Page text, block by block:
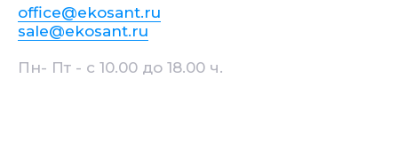
office@ekosant.ru
sale@ekosant.ru
Пн- Пт - с 10.00 до 18.00 ч.